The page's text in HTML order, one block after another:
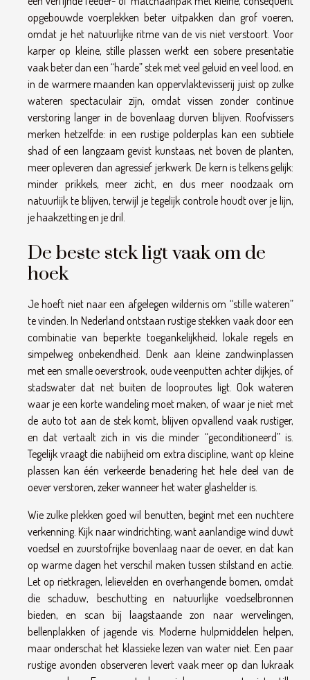
opgebouwde voerplekken beter uitpakken dan grof voeren,
omdat je het natuurlijke ritme van de vis niet verstoort. Voor
karper op kleine, stille plassen werkt een sobere presentatie
vaak beter dan een “harde” stek met veel geluid en veel lood, en
in de warmere maanden kan oppervlaktevisserij juist op zulke
wateren spectaculair zijn, omdat vissen zonder continue
verstoring langer in de bovenlaag durven blijven. Roofvissers
merken hetzelfde: in een rustige polderplas kan een subtiele
shad of een langzaam gevist kunstaas, net boven de planten,
meer opleveren dan agressief jerkwerk. De kern is telkens gelijk:
minder prikkels, meer zicht, en dus meer noodzaak om
natuurlijk te blijven, terwijl je tegelijk controle houdt over je lijn,
je haakzetting en je dril.
De beste stek ligt vaak om de
hoek
Je hoeft niet naar een afgelegen wildernis om “stille wateren”
te vinden. In Nederland ontstaan rustige stekken vaak door een
combinatie van beperkte toegankelijkheid, lokale regels en
simpelweg onbekendheid. Denk aan kleine zandwinplassen
met een smalle oeverstrook, oude veenputten achter dijkjes, of
stadswater dat net buiten de looproutes ligt. Ook wateren
waar je een korte wandeling moet maken, of waar je niet met
de auto tot aan de stek komt, blijven opvallend vaak rustiger,
en dat vertaalt zich in vis die minder “geconditioneerd” is.
Tegelijk vraagt die nabijheid om extra discipline, want op kleine
plassen kan één verkeerde benadering het hele deel van de
oever verstoren, zeker wanneer het water glashelder is.
Wie zulke plekken goed wil benutten, begint met een nuchtere
verkenning. Kijk naar windrichting, want aanlandige wind duwt
voedsel en zuurstofrijke bovenlaag naar de oever, en dat kan
op warme dagen het verschil maken tussen stilstand en actie.
Let op rietkragen, lelievelden en overhangende bomen, omdat
die schaduw, beschutting en natuurlijke voedselbronnen
bieden, en scan bij laagstaande zon naar wervelingen,
bellenplakken of jagende vis. Moderne hulpmiddelen helpen,
maar onderschat het klassieke lezen van water niet. Een paar
rustige avonden observeren levert vaak meer op dan lukraak